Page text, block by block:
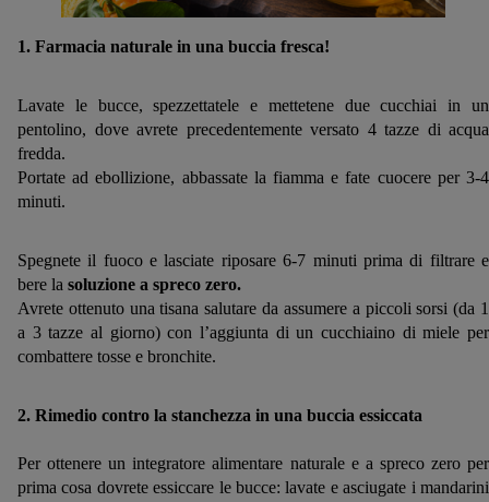
1. Farmacia naturale in una buccia fresca!
Lavate le bucce, spezzettatele e mettetene due cucchiai in un
pentolino, dove avrete precedentemente versato 4 tazze di acqua
fredda.
Portate ad ebollizione, abbassate la fiamma e fate cuocere per 3-4
minuti.
Spegnete il fuoco e lasciate riposare 6-7 minuti prima di filtrare e
bere la soluzione a spreco zero.
Avrete ottenuto una tisana salutare da assumere a piccoli sorsi (da 1
a 3 tazze al giorno) con l’aggiunta di un cucchiaino di miele per
combattere tosse e bronchite.
2. Rimedio contro la stanchezza in una buccia essiccata
Per ottenere un integratore alimentare naturale e a spreco zero per
prima cosa dovrete essiccare le bucce: lavate e asciugate i mandarini